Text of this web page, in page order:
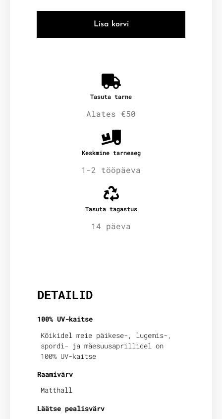
Lisa korvi
Tasuta tarne
Alates €50
Keskmine tarneaeg
1-2 tööpäeva
Tasuta tagastus
14 päeva
DETAILID
100% UV-kaitse
Kõikidel meie päikese-, lugemis-,
spordi- ja mäesuusaprillidel on
100% UV-kaitse
Raamivärv
Matthall
Läätse pealisvärv